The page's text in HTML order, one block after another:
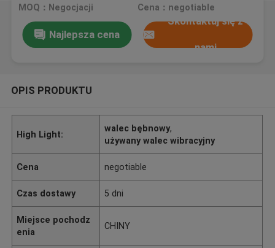
MOQ：Negocjacji Cena：negotiable
Najlepsza cena
Skontaktuj się z
nami
OPIS PRODUKTU
High Light:
walec bębnowy,
używany walec wibracyjny
Cena negotiable
Czas dostawy 5 dni
Miejsce pochodz
enia
CHINY